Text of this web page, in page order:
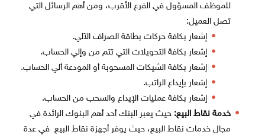
للموظف المسؤول في الفرع الأقرب، ومن أهم الرسائل التي
تصل العميل:
إشعار بكافة حركات بطاقة الصراف الآلي.
إشعار بكافة التحويلات التي تتم من وإلي الحساب.
إشعار بكافة الشيكات المسحوبة أو المودعة ألي الحساب.
إشعار بإيداع الراتب.
إشعار بكافة عمليات الإيداع والسحب من الحساب.
خدمة نقاط البيع: حيث يعبر البنك أحد أهم البنوك الرائدة في
مجال خدمات نقاط البيع، حيث يوفر أجهزة نقاط البيع في عدة